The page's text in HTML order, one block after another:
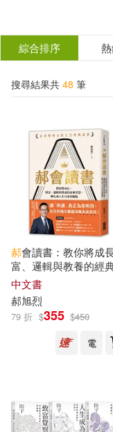
結
分類 (單選)
所有商品(48)
電子書(16)
作者 (可複選)
郝旭烈(44)
郝旭烈(郝哥)(3)
丹尼爾．克
出版社 (可複選)
綜合排序
搜尋結果共 48 筆
郝會讀書：教你將成
富、邏輯與教養的經
轉化成人生可用的觀點
中文書
郝旭烈
79 折 $355 $450
電